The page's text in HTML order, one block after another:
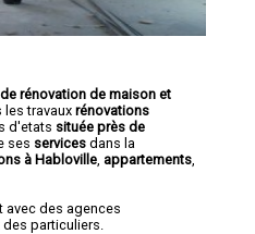
rénovation de maison et
les travaux rénovations
d'etats située près de
ses services dans la
à Habloville appartements
avec des agences
des particuliers.